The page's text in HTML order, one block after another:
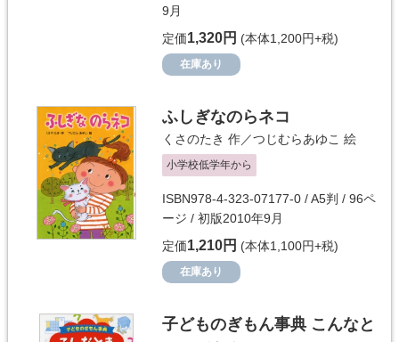
9月
定価1,320円 (本体1,200円+税)
在庫あり
ふしぎなのらネコ
くさのたき 作／つじむらあゆこ 絵
小学校低学年から
ISBN978-4-323-07177-0 / A5判 / 96ペ
ージ / 初版2010年9月
定価1,210円 (本体1,100円+税)
在庫あり
子どものぎもん事典 こんなと